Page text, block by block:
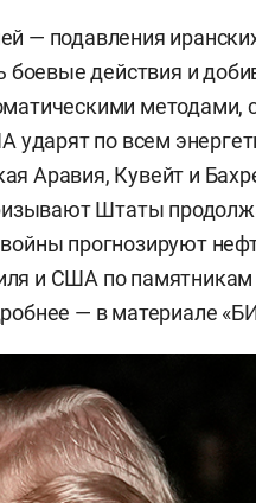
— подавления
боевые действия и
методами,
ударят по всем
Аравия, Кувейт и
Штаты
прогнозируют
и США по памятникам
— в материале